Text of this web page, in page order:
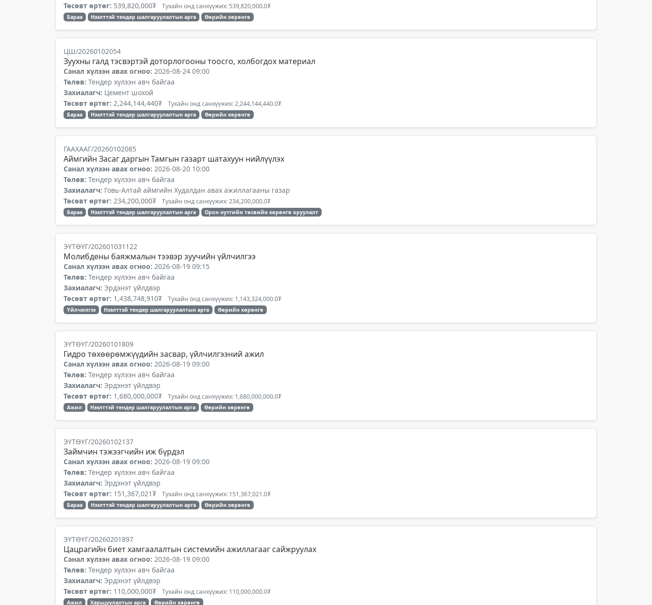
Төсөвт өртөг: 539,820,000₮ Тухайн онд санхүүжих: 539,820,000.0₮
Бараа Нээлттэй тендер шалгаруулалтын арга Өөрийн хөрөнгө
ЦШ/20260102054
Зуухны галд тэсвэртэй доторлогооны тоосго, холбогдох материал
Санал хүлээн авах огноо: 2026-08-24 09:00
Төлөв: Тендер хүлээн авч байгаа
Захиалагч: Цемент шохой
Төсөвт өртөг: 2,244,144,440₮ Тухайн онд санхүүжих: 2,244,144,440.0₮
Бараа Нээлттэй тендер шалгаруулалтын арга Өөрийн хөрөнгө
ГААХААГ/20260102085
Аймгийн Засаг даргын Тамгын газарт шатахуун нийлүүлэх
Санал хүлээн авах огноо: 2026-08-20 10:00
Төлөв: Тендер хүлээн авч байгаа
Захиалагч: Говь-Алтай аймгийн Худалдан авах ажиллагааны газар
Төсөвт өртөг: 234,200,000₮ Тухайн онд санхүүжих: 234,200,000.0₮
Бараа Нээлттэй тендер шалгаруулалтын арга Орон нутгийн төсвийн хөрөнгө оруулалт
ЭҮТӨҮГ/202601031122
Молибдены баяжмалын тээвэр зуучийн үйлчилгээ
Санал хүлээн авах огноо: 2026-08-19 09:15
Төлөв: Тендер хүлээн авч байгаа
Захиалагч: Эрдэнэт үйлдвэр
Төсөвт өртөг: 1,438,748,910₮ Тухайн онд санхүүжих: 1,143,324,000.0₮
Үйлчилгээ Нээлттэй тендер шалгаруулалтын арга Өөрийн хөрөнгө
ЭҮТӨҮГ/20260101809
Гидро төхөөрөмжүүдийн засвар, үйлчилгээний ажил
Санал хүлээн авах огноо: 2026-08-19 09:00
Төлөв: Тендер хүлээн авч байгаа
Захиалагч: Эрдэнэт үйлдвэр
Төсөвт өртөг: 1,680,000,000₮ Тухайн онд санхүүжих: 1,680,000,000.0₮
Ажил Нээлттэй тендер шалгаруулалтын арга Өөрийн хөрөнгө
ЭҮТӨҮГ/20260102137
Займчин тэжээгчийн иж бүрдэл
Санал хүлээн авах огноо: 2026-08-19 09:00
Төлөв: Тендер хүлээн авч байгаа
Захиалагч: Эрдэнэт үйлдвэр
Төсөвт өртөг: 151,367,021₮ Тухайн онд санхүүжих: 151,367,021.0₮
Бараа Нээлттэй тендер шалгаруулалтын арга Өөрийн хөрөнгө
ЭҮТӨҮГ/20260201897
Цацрагийн биет хамгаалалтын системийн ажиллагааг сайжруулах
Санал хүлээн авах огноо: 2026-08-19 09:00
Төлөв: Тендер хүлээн авч байгаа
Захиалагч: Эрдэнэт үйлдвэр
Төсөвт өртөг: 110,000,000₮ Тухайн онд санхүүжих: 110,000,000.0₮
Ажил Харьцуулалтын арга Өөрийн хөрөнгө